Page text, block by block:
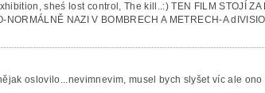
sheś lost control, The kill..:) TEN FILM STOJÍ ZA
NAZI V BOMBRECH A METRECH-A
oslovilo...nevimnevim, musel bych slyšet víc ale